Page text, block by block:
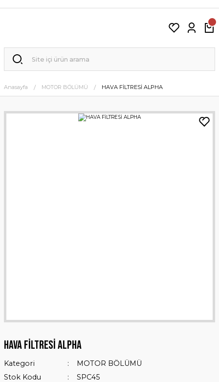
Anasayfa MOTOR BÖLÜMÜ HAVA FİLTRESİ ALPHA
HAVA FİLTRESİ ALPHA
Kategori
MOTOR BÖLÜMÜ
Stok Kodu
SPC45